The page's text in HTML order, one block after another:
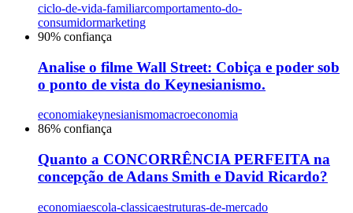
ciclo-de-vida-familiarcomportamento-do-
consumidormarketing
90% confiança
Analise o filme Wall Street: Cobiça e poder sob
o ponto de vista do Keynesianismo.
economiakeynesianismomacroeconomia
86% confiança
Quanto a CONCORRÊNCIA PERFEITA na
concepção de Adans Smith e David Ricardo?
economiaescola-classicaestruturas-de-mercado